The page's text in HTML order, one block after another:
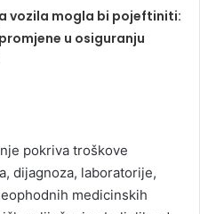
vozila mogla bi pojeftiniti:
u osiguranju
pokriva troškove
dijagnoza, laboratorije,
medicinskih